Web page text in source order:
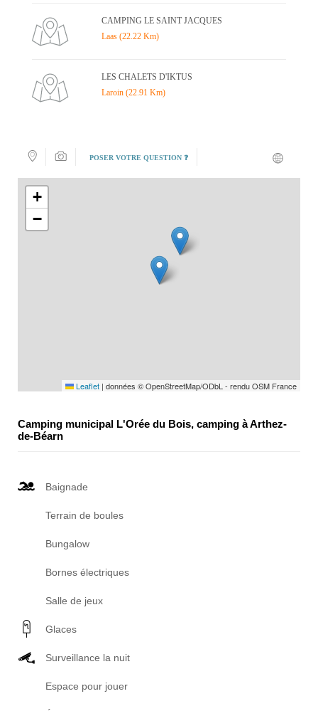
CAMPING LE SAINT JACQUES
Laas (22.22 Km)
LES CHALETS D'IKTUS
Laroin (22.91 Km)
POSER VOTRE QUESTION ❓
+
−
Leaflet | données © OpenStreetMap/ODbL - rendu OSM France
Camping municipal L'Orée du Bois, camping à Arthez-
de-Béarn
Baignade
Terrain de boules
Bungalow
Bornes électriques
Salle de jeux
Glaces
Surveillance la nuit
Espace pour jouer